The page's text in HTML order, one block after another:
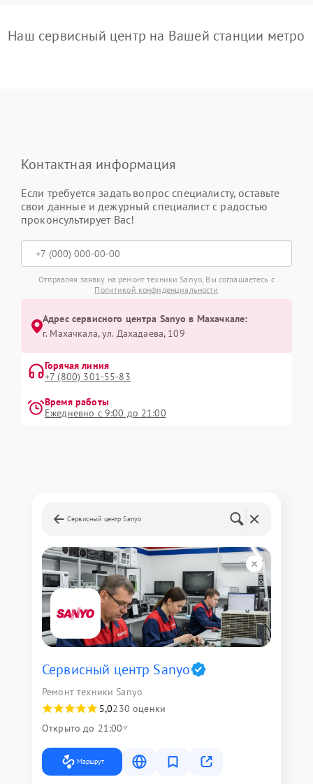
Наш сервисный центр на Вашей станции метро
Контактная информация
Если требуется задать вопрос специалисту, оставьте
свои данные и дежурный специалист с радостью
проконсультирует Вас!
Отправляя заявку на ремонт техники Sanyo, Вы соглашаетесь с
Политикой конфиденциальности
Адрес сервисного центра Sanyo в Махачкале:
г. Махачкала, ул. Дахадаева, 109
Горячая линия
+7 (800) 301-55-83
Время работы
Ежедневно с 9:00 до 21:00
Сервисный центр Sanyo
Сервисный центр Sanyo
Ремонт техники Sanyo
5,0230 оценки
Открыто до 21:00
Маршрут